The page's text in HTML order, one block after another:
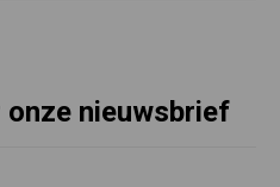
nieuwsbrief